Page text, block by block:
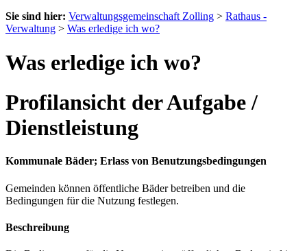
Sie sind hier: Verwaltungsgemeinschaft Zolling > Rathaus -
Verwaltung > Was erledige ich wo?
Was erledige ich wo?
Profilansicht der Aufgabe /
Dienstleistung
Kommunale Bäder; Erlass von Benutzungsbedingungen
Gemeinden können öffentliche Bäder betreiben und die
Bedingungen für die Nutzung festlegen.
Beschreibung